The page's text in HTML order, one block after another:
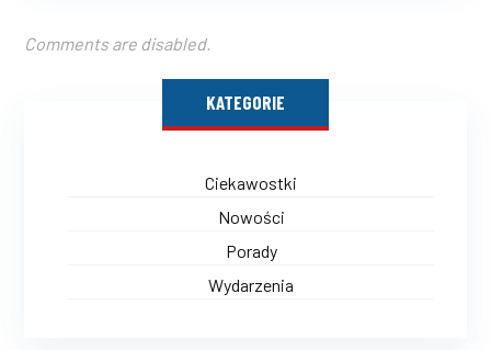
Comments are disabled.
KATEGORIE
Ciekawostki
Nowości
Porady
Wydarzenia